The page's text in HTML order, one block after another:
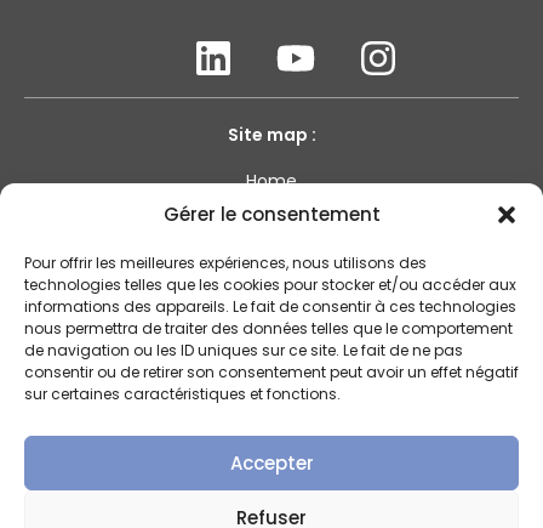
Gérer le consentement
Pour offrir les meilleures expériences, nous utilisons des
technologies telles que les cookies pour stocker et/ou accéder aux
informations des appareils. Le fait de consentir à ces technologies
nous permettra de traiter des données telles que le comportement
de navigation ou les ID uniques sur ce site. Le fait de ne pas
consentir ou de retirer son consentement peut avoir un effet négatif
sur certaines caractéristiques et fonctions.
Accepter
Refuser
Site map :
Home
About us
Our news
Contact us
Legal notices
Quality certificates
Terms and Conditions of Sale